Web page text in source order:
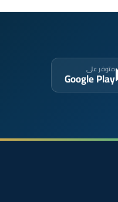
متوفر على
Google Play